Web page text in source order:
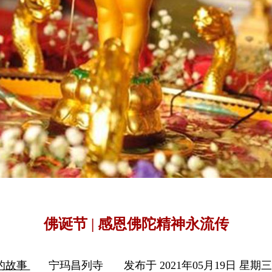
佛诞节 | 感恩佛陀精神永流传
故事 宁玛昌列寺 发布于 2021年05月19日 星期